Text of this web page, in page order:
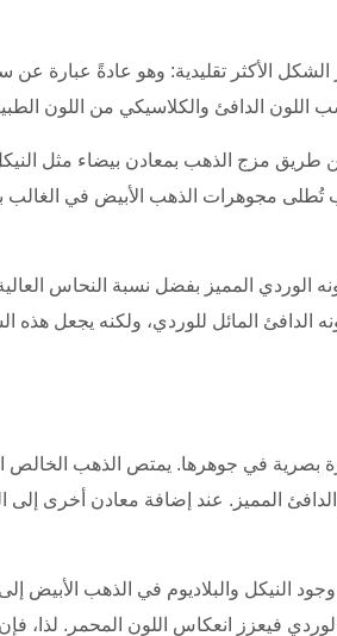
مزج الذهب بمعادن بيضاء مثل
تُطلى مجوهرات الذهب الأبيض في الغالب
الدافئ المائل للوردي، ولكنه يجعل هذه
في جوهرها. يمتص الذهب الخالص
المميز. عند إضافة معادن أخرى إلى
النيكل والبلاديوم في الذهب
فيعزز انعكاس اللون المحمر. لذا،